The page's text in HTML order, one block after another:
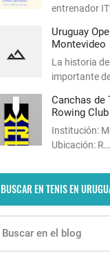
entrenador
Uruguay
Montevideo
La historia
importante
Canchas de
Rowing Club
Institución:
Ubicación: R…
BUSCAR EN TENIS EN